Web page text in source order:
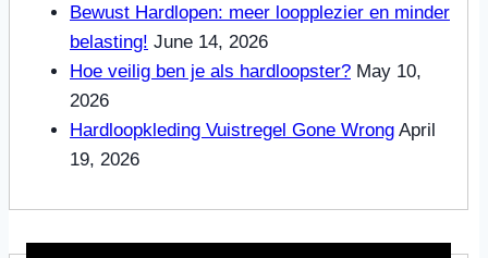
Bewust Hardlopen: meer loopplezier en minder
belasting! June 14, 2026
Hoe veilig ben je als hardloopster? May 10,
2026
Hardloopkleding Vuistregel Gone Wrong April
19, 2026